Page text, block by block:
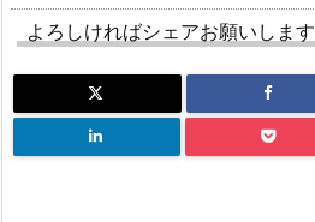
よろしければシェアお願いします